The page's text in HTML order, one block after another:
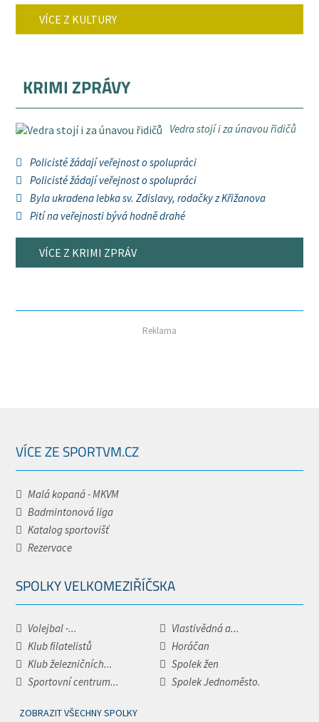
VÍCE Z KULTURY
KRIMI ZPRÁVY
Vedra stojí i za únavou řidičů
Policisté žádají veřejnost o spolupráci
Policisté žádají veřejnost o spolupráci
Byla ukradena lebka sv. Zdislavy, rodačky z Křižanova
Pití na veřejnosti bývá hodně drahé
VÍCE Z KRIMI ZPRÁV
Reklama
VÍCE ZE SPORTVM.CZ
Malá kopaná - MKVM
Badmintonová liga
Katalog sportovišť
Rezervace
SPOLKY VELKOMEZIŘÍČSKA
Volejbal -...
Vlastivědná a...
Klub filatelistů
Horáčan
Klub železničních...
Spolek žen
Sportovní centrum...
Spolek Jednoměsto.
ZOBRAZIT VŠECHNY SPOLKY